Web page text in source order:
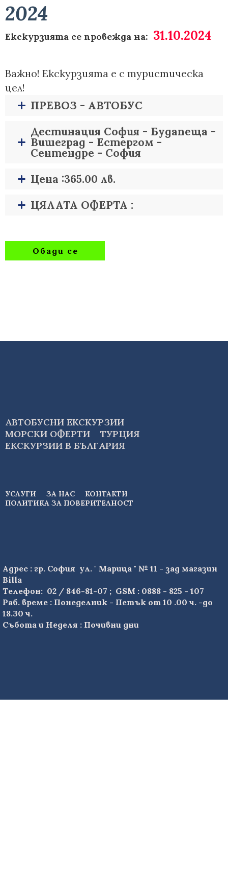
2024
Екскурзията се провежда на: 31.10.2024
Важно! Екскурзията е с туристическа
цел!
ПРЕВОЗ - АВТОБУС
Дестинация София - Будапеща -
Вишеград - Естергом -
Сентендре - София
Цена :365.00 лв.
ЦЯЛАТА ОФЕРТА :
Обади се
АВТОБУСНИ ЕКСКУРЗИИ
МОРСКИ ОФЕРТИ
ТУРЦИЯ
ЕКСКУРЗИИ В БЪЛГАРИЯ
УСЛУГИ ЗА НАС
КОНТАКТИ
ПОЛИТИКА ЗА ПОВЕРИТЕЛНОСТ
Адрес : гр. София ул. " Марица " № 11 - зад магазин
Billa
Телефон: 02 / 846-81-07 ; GSM : 0888 - 825 - 107
Раб. време : Понеделник - Петък от 10 .00 ч. -до
18.30 ч.
Събота и Неделя : Почивни дни